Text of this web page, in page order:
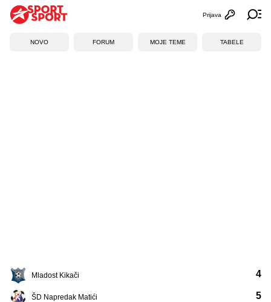
Otvori
Prijava
NOVO FORUM MOJE TEME TABELE
Mladost Kikači
ŠD Napredak Matići
4
5